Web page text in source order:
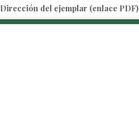
Dirección del ejemplar (enlace PDF)